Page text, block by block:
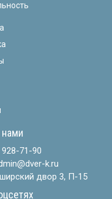
928-71-90
k.ru
двор 3, П-15